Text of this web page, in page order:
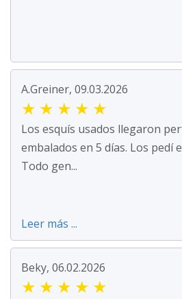
A.Greiner, 09.03.2026
★ ★ ★ ★ ★
Los esquís usados llegaron
embalados en 5 días. Los pedí
Todo gen...
Leer más ...
Beky, 06.02.2026
★ ★ ★ ★ ★